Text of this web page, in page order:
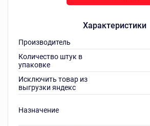
Характеристики
Производитель
Количество штук в
упаковке
Исключить товар из
выгрузки яндекс
Назначение